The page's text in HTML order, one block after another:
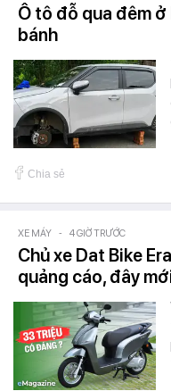
Ô tô đỗ qua đêm
bánh
Chia sẻ
XE MÁY - 4 GIỜ TRƯỚC
Chủ xe Dat Bike
quảng cáo, đây